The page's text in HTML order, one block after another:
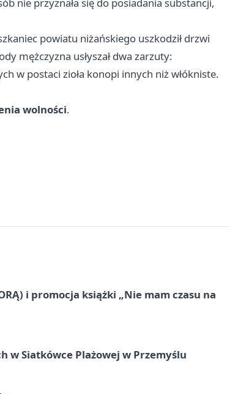
powiatu niżańskiego uszkodził drzwi
mężczyzna usłyszał dwa zarzuty:
w postaci zioła konopi innych niż włókniste.
wolności.
i promocja książki „Nie mam czasu na
w Siatkówce Plażowej w Przemyślu